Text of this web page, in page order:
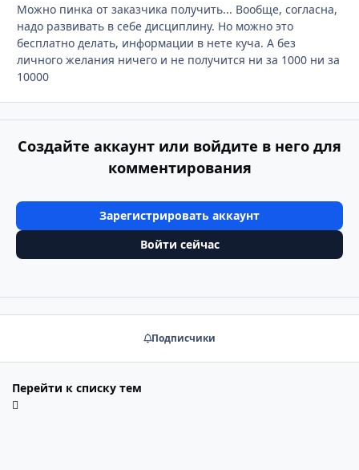
Можно пинка от заказчика получить... Вообще, согласна,
надо развивать в себе дисциплину. Но можно это
бесплатно делать, информации в нете куча. А без
личного желания ничего и не получится ни за 1000 ни за
10000
Создайте аккаунт или войдите в него для
комментирования
Зарегистрировать аккаунт
Войти сейчас
Подписчики
Перейти к списку тем